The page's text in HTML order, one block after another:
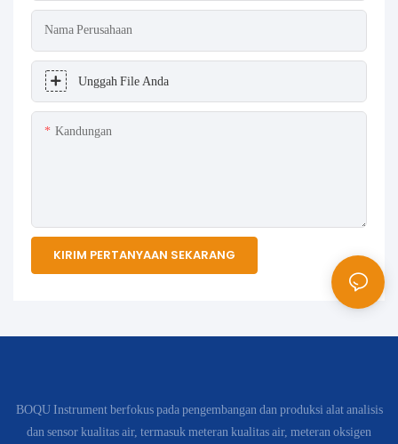
Nama Perusahaan
Unggah File Anda
Kandungan
KIRIM PERTANYAAN SEKARANG
BOQU Instrument berfokus pada pengembangan dan produksi alat analisis
dan sensor kualitas air, termasuk meteran kualitas air, meteran oksigen